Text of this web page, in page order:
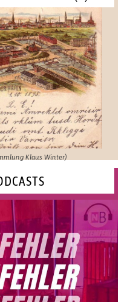
Klaus Winter)